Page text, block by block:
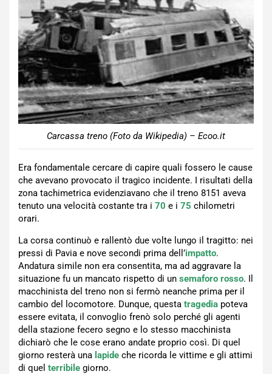
Carcassa treno (Foto da Wikipedia) – Ecoo.it
Era fondamentale cercare di capire quali fossero le cause
che avevano provocato il tragico incidente. I risultati della
zona tachimetrica evidenziavano che il treno 8151 aveva
tenuto una velocità costante tra i 70 e i 75 chilometri
orari.
La corsa continuò e rallentò due volte lungo il tragitto: nei
pressi di Pavia e nove secondi prima dell’impatto.
Andatura simile non era consentita, ma ad aggravare la
situazione fu un mancato rispetto di un semaforo rosso. Il
macchinista del treno non si fermò neanche prima per il
cambio del locomotore. Dunque, questa tragedia poteva
essere evitata, il convoglio frenò solo perché gli agenti
della stazione fecero segno e lo stesso macchinista
dichiarò che le cose erano andate proprio così. Di quel
giorno resterà una lapide che ricorda le vittime e gli attimi
di quel terribile giorno.